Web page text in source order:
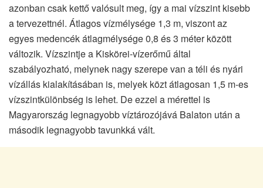
azonban csak kettő valósult meg, így a mai vízszint kisebb
a tervezettnél. Átlagos vízmélysége 1,3 m, viszont az
egyes medencék átlagmélysége 0,8 és 3 méter között
változik. Vízszintje a Kiskörei-vízerőmű által
szabályozható, melynek nagy szerepe van a téli és nyári
vízállás kialakításában is, melyek közt átlagosan 1,5 m-es
vízszintkülönbség is lehet. De ezzel a mérettel is
Magyarország legnagyobb víztározójává Balaton után a
második legnagyobb tavunkká vált.